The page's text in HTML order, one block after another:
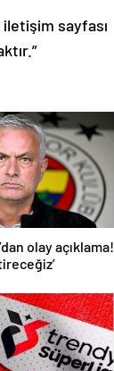
sayfası
olay açıklama!